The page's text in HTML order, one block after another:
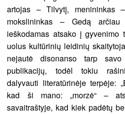
artojas – Tilvytį, menininkas
mokslininkas – Gedą
ieškodamas atsako į
uolus kultūrinių leidinių
nejautė disonanso tarp
publikacijų, todėl tokiu
dalyvauti literatūrinėje terpėje:
kad ši mano: „morzė“ –
savaitraštyje, kad kiek padėtų